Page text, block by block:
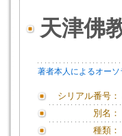
天津佛
著者本人によるオーソ
シリアル番号：
別名：
種類：